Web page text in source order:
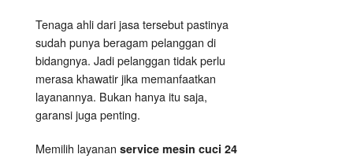
Tenaga ahli dari jasa tersebut pastinya
sudah punya beragam pelanggan di
bidangnya. Jadi pelanggan tidak perlu
merasa khawatir jika memanfaatkan
layanannya. Bukan hanya itu saja,
garansi juga penting.
Memilih layanan service mesin cuci 24